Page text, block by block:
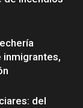
inmigrantes,
del